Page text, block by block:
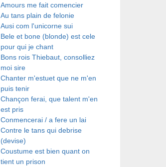
Amours me fait comencier
Au tans plain de felonie
Ausi com l'unicorne sui
Bele et bone (blonde) est cele
pour qui je chant
Bons rois Thiebaut, consolliez
moi sire
Chanter m'estuet que ne m'en
puis tenir
Chançon ferai, que talent m'en
est pris
Conmencerai / a fere un lai
Contre le tans qui debrise
(devise)
Coustume est bien quant on
tient un prison